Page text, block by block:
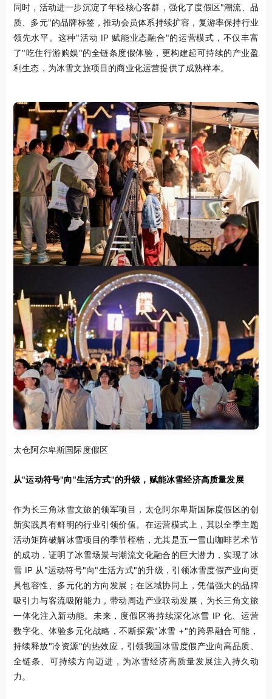
同时，活动进一步沉淀了年轻核心客群，强化了度假区"潮流、品
质、多元"的品牌标签，推动会员体系持续扩容，复游率保持行业
领先水平。这种"活动 IP 赋能业态融合"的运营模式，不仅丰富
了"吃住行游购娱"的全链条度假体验，更构建起可持续的产业盈
利生态，为冰雪文旅项目的商业化运营提供了成熟样本。
太仓阿尔卑斯国际度假区
从"运动符号"向"生活方式"的升级，赋能冰雪经济高质量发展
作为长三角冰雪文旅的领军项目，太仓阿尔卑斯国际度假区的创
新实践具有鲜明的行业引领价值。在运营模式上，其以全季主题
活动矩阵破解冰雪项目的季节桎梏，尤其是五一雪山咖啡艺术节
的成功，证明了冰雪场景与潮流文化融合的巨大潜力，实现了冰
雪 IP 从"运动符号"向"生活方式"的升级，引领冰雪度假产业向更
具包容性、多元化的方向发展；在区域协同上，凭借强大的品牌
吸引力与客流吸附能力，带动周边产业联动发展，为长三角文旅
一体化注入新动能。未来，度假区将持续深化冰雪 IP 化、运营
数字化、体验多元化战略，不断探索"冰雪 +"的跨界融合可能，
持续释放"冷资源"的热效应，引领我国冰雪度假产业向高品质、
全链条、可持续方向迈进，为冰雪经济高质量发展注入持久动
力。